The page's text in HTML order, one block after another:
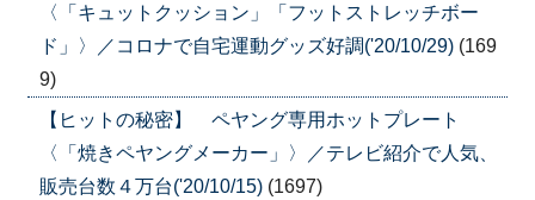
〈「キュットクッション」「フットストレッチボー
ド」〉／コロナで自宅運動グッズ好調('20/10/29) (169
9)
【ヒットの秘密】 ペヤング専用ホットプレート
〈「焼きペヤングメーカー」〉／テレビ紹介で人気、
販売台数４万台('20/10/15) (1697)